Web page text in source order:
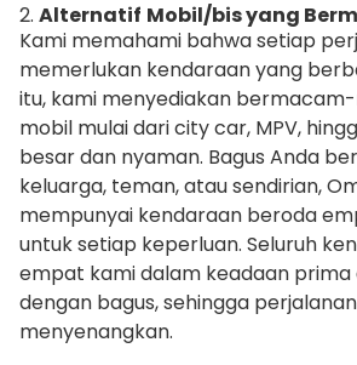
2. Alternatif Mobil/bis yang
Kami memahami bahwa setiap
memerlukan kendaraan yang
itu, kami menyediakan
mobil mulai dari city car, MPV,
besar dan nyaman. Bagus Anda
keluarga, teman, atau sendirian,
mempunyai kendaraan beroda
untuk setiap keperluan. Seluruh
empat kami dalam keadaan
dengan bagus, sehingga
menyenangkan.